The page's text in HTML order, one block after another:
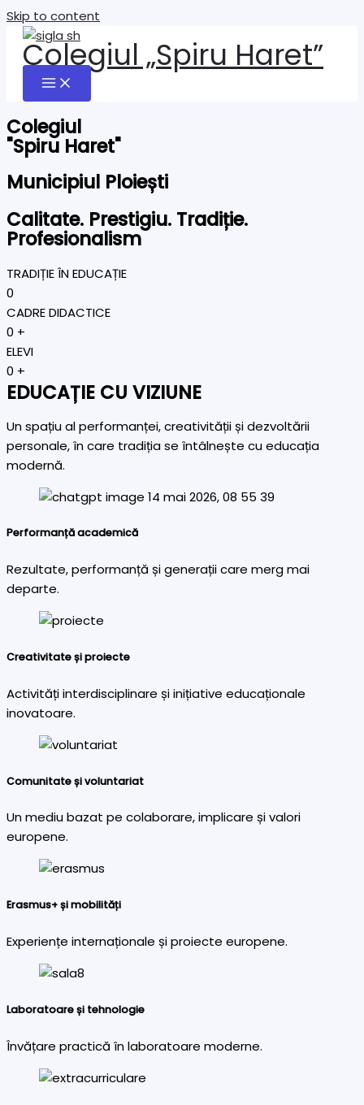
Skip to content
Colegiul „Spiru Haret”
Colegiul
"Spiru Haret"
Municipiul Ploiești
Calitate. Prestigiu. Tradiție.
Profesionalism
TRADIȚIE ÎN EDUCAȚIE
0
CADRE DIDACTICE
0 +
ELEVI
0 +
EDUCAȚIE CU VIZIUNE
Un spațiu al performanței, creativității și dezvoltării
personale, în care tradiția se întâlnește cu educația
modernă.
Performanță academică
Rezultate, performanță și generații care merg mai
departe.
Creativitate și proiecte
Activități interdisciplinare și inițiative educaționale
inovatoare.
Comunitate și voluntariat
Un mediu bazat pe colaborare, implicare și valori
europene.
Erasmus+ și mobilități
Experiențe internaționale și proiecte europene.
Laboratoare și tehnologie
Învățare practică în laboratoare moderne.